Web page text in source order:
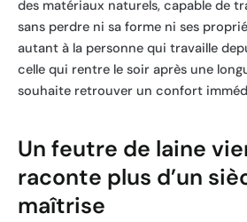
des matériaux naturels, capable de
sans perdre ni sa forme ni ses
autant à la personne qui travaille
celle qui rentre le soir après une
souhaite retrouver un confort
Un feutre de laine
raconte plus d’un
maîtrise